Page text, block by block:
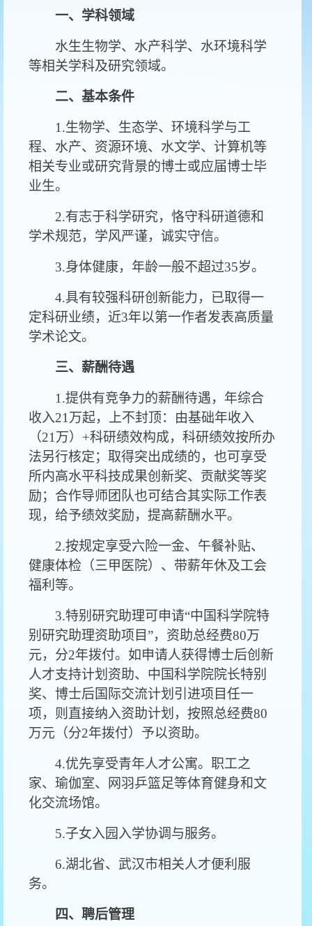
一、学科领域
水生生物学、水产科学、水环境科学
等相关学科及研究领域。
二、基本条件
1.生物学、生态学、环境科学与工
程、水产、资源环境、水文学、计算机等
相关专业或研究背景的博士或应届博士毕
业生。
2.有志于科学研究，恪守科研道德和
学术规范，学风严谨，诚实守信。
3.身体健康，年龄一般不超过35岁。
4.具有较强科研创新能力，已取得一
定科研业绩，近3年以第一作者发表高质量
学术论文。
三、薪酬待遇
1.提供有竞争力的薪酬待遇，年综合
收入21万起，上不封顶：由基础年收入
（21万）+科研绩效构成，科研绩效按所办
法另行核定；取得突出成绩的，也可享受
所内高水平科技成果创新奖、贡献奖等奖
励；合作导师团队也可结合其实际工作表
现，给予绩效奖励，提高薪酬水平。
2.按规定享受六险一金、午餐补贴、
健康体检（三甲医院）、带薪年休及工会
福利等。
3.特别研究助理可申请“中国科学院特
别研究助理资助项目”，资助总经费80万
元，分2年拨付。如申请人获得博士后创新
人才支持计划资助、中国科学院院长特别
奖、博士后国际交流计划引进项目任一
项，则直接纳入资助计划，按照总经费80
万元（分2年拨付）予以资助。
4.优先享受青年人才公寓。职工之
家、瑜伽室、网羽乒篮足等体育健身和文
化交流场馆。
5.子女入园入学协调与服务。
6.湖北省、武汉市相关人才便利服
务。
四、聘后管理